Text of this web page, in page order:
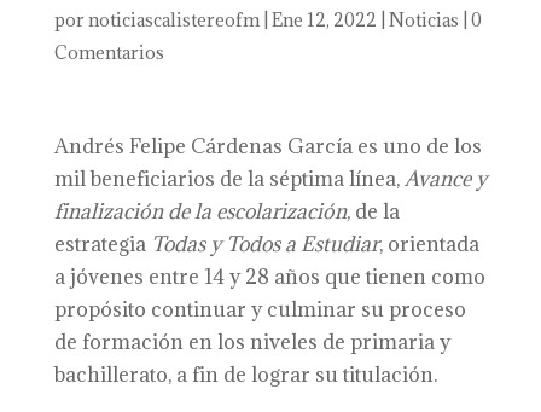
por noticiascalistereofm| Ene 12, 2022 Noticias 0
Comentarios
Andrés Felipe Cárdenas García es uno de los
mil beneficiarios de la séptima línea,Avance y
finalización de la escolarización, de la
estrategia Todas y Todos a Estudiar, orientada
a jóvenes entre 14 y 28 años que tienen como
propósito continuar y culminar su proceso
de formación en los niveles de primaria y
bachillerato, a fin de lograr su titulación.